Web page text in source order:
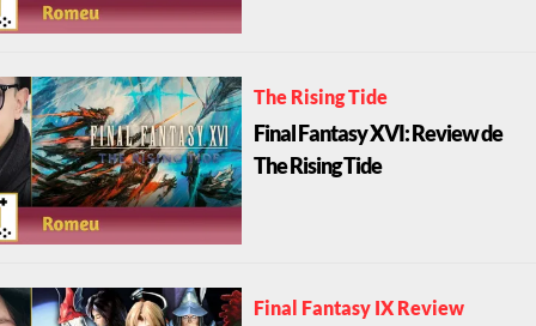
The Rising Tide
Final Fantasy XVI: Review de
The Rising Tide
Final Fantasy IX Review